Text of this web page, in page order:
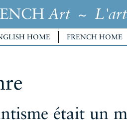
Art~ L'art
HOME FRENCH HOME
était un